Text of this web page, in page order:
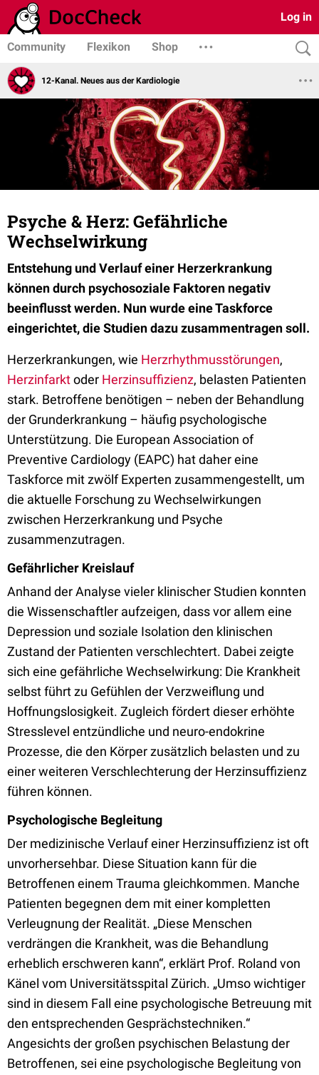
Log in
Community Flexikon Shop
12-Kanal. Neues aus der Kardiologie
Psyche & Herz: Gefährliche
Wechselwirkung
Entstehung und Verlauf einer Herzerkrankung
können durch psychosoziale Faktoren negativ
beeinflusst werden. Nun wurde eine Taskforce
eingerichtet, die Studien dazu zusammentragen soll.
Herzerkrankungen, wie Herzrhythmusstörungen,
Herzinfarktoder Herzinsuffizienz, belasten Patienten
stark. Betroffene benötigen – neben der Behandlung
der Grunderkrankung – häufig psychologische
Unterstützung. Die European Association of
Preventive Cardiology (EAPC) hat daher eine
Taskforce mit zwölf Experten zusammengestellt, um
die aktuelle Forschung zu Wechselwirkungen
zwischen Herzerkrankung und Psyche
zusammenzutragen.
Gefährlicher Kreislauf
Anhand der Analyse vieler klinischer Studien konnten
die Wissenschaftler aufzeigen, dass vor allem eine
Depression und soziale Isolation den klinischen
Zustand der Patienten verschlechtert. Dabei zeigte
sich eine gefährliche Wechselwirkung: Die Krankheit
selbst führt zu Gefühlen der Verzweiflung und
Hoffnungslosigkeit. Zugleich fördert dieser erhöhte
Stresslevel entzündliche und neuro-endokrine
Prozesse, die den Körper zusätzlich belasten und zu
einer weiteren Verschlechterung der Herzinsuffizienz
führen können.
Psychologische Begleitung
Der medizinische Verlauf einer Herzinsuffizienz ist oft
unvorhersehbar. Diese Situation kann für die
Betroffenen einem Trauma gleichkommen. Manche
Patienten begegnen dem mit einer kompletten
Verleugnung der Realität. „Diese Menschen
verdrängen die Krankheit, was die Behandlung
erheblich erschweren kann“, erklärt Prof. Roland von
Känel vom Universitätsspital Zürich. „Umso wichtiger
sind in diesem Fall eine psychologische Betreuung mit
den entsprechenden Gesprächstechniken.“
Angesichts der großen psychischen Belastung der
Betroffenen, sei eine psychologische Begleitung von